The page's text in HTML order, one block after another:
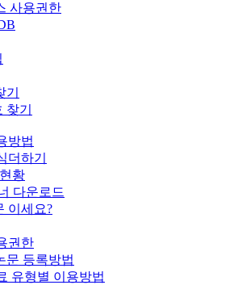
사용권한
찾기
방법
더하기
황
다운로드
이세요?
권한
문 등록방법
유형별 이용방법